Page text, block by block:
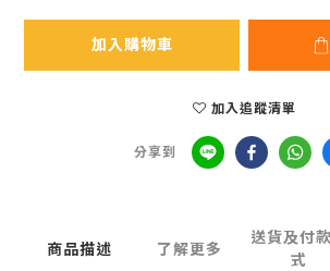
加入購物車
加入追蹤清單
分享到
商品描述 了解更多
送貨及付
式